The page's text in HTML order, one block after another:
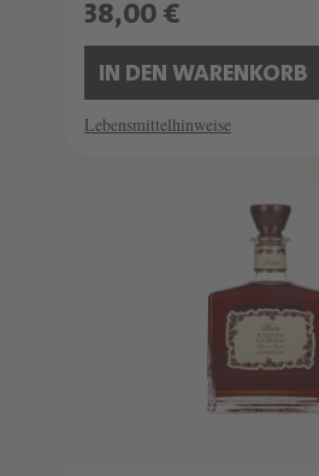
38,00 €
IN DEN WARENKORB
Lebensmittelhinweise